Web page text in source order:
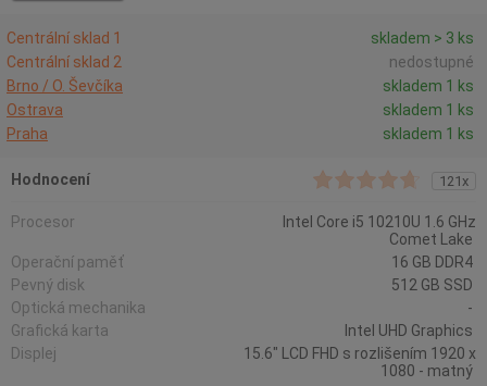
Centrální sklad 1
skladem > 3 ks
Centrální sklad 2
nedostupné
Brno / O. Ševčíka
skladem 1 ks
Ostrava
skladem 1 ks
Praha
skladem 1 ks
Hodnocení 121x
Procesor
Intel Core i5 10210U 1.6 GHz
Comet Lake
Operační paměť
16 GB DDR4
Pevný disk
512 GB SSD
Optická mechanika
-
Grafická karta
Intel UHD Graphics
Displej
15.6" LCD FHD s rozlišením 1920 x
1080 - matný